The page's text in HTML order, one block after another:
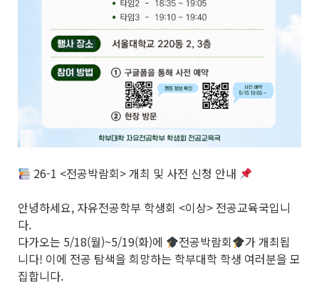
26-1 <전공박람회> 개최 및 사전 신청 안내
안녕하세요, 자유전공학부 학생회 <이상> 전공교육국입니
다.
다가오는 5/18(월)~5/19(화)에
전공박람회
가 개최됩
니다! 이에 전공 탐색을 희망하는 학부대학 학생 여러분을 모
집합니다.